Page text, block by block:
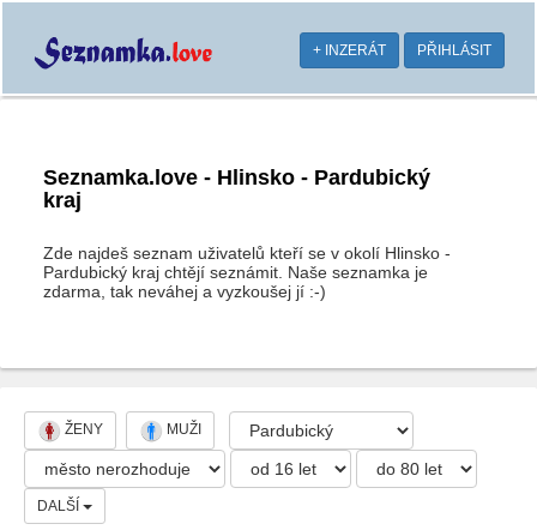
+ INZERÁT PŘIHLÁSIT
Seznamka.love - Hlinsko - Pardubický
kraj
Zde najdeš seznam uživatelů kteří se v okolí Hlinsko -
Pardubický kraj chtějí seznámit. Naše seznamka je
zdarma, tak neváhej a vyzkoušej jí :-)
ŽENY MUŽI
DALŠÍ